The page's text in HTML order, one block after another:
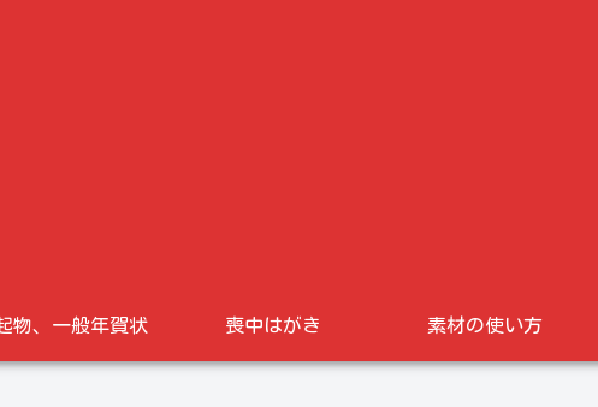
物、一般年賀状 喪中はがき 素材の使い方